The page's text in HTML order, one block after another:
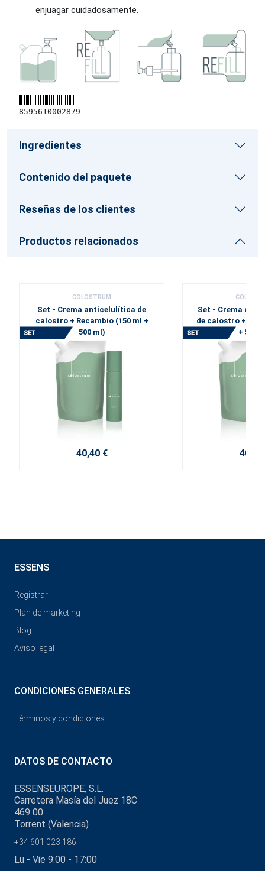
enjuagar cuidadosamente.
8595610002879
Ingredientes
Contenido del paquete
Reseñas de los clientes
Productos relacionados
COLOSTRUM
Set - Crema anticelulítica de
calostro + Recambio (150 ml +
500 ml)
40,40 €
Set - Crema
de calostro +
+ 500
40,40
ESSENS
Registrar
Plan de marketing
Blog
Aviso legal
CONDICIONES GENERALES
Términos y condiciones
DATOS DE CONTACTO
ESSENSEUROPE, S.L.
Carretera Masía del Juez 18C
469 00
Torrent (Valencia)
+34 601 023 186
Lu - Vie 9:00 - 17:00